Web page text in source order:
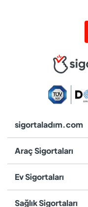
sigortaladım.com
Araç Sigortaları
Ev Sigortaları
Sağlık Sigortaları